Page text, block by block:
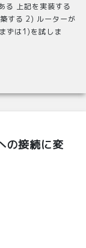
る 上記を実装する
する 2) ルーターが
ずは1)を試しま
の接続に変